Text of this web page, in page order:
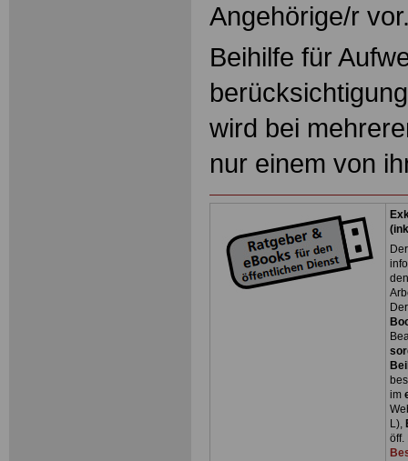
Angehörige/r
Beihilfe für
wird bei
nur einem von
im
L),
öff.